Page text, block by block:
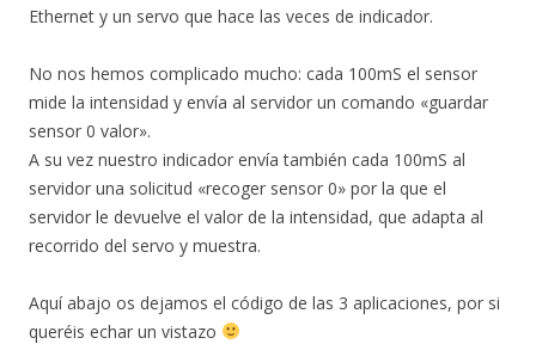
Ethernet y un servo que hace las veces de indicador.
No nos hemos complicado mucho: cada 100mS el sensor
mide la intensidad y envía al servidor un comando «guardar
sensor 0 valor».
A su vez nuestro indicador envía también cada 100mS al
servidor una solicitud «recoger sensor 0» por la que el
servidor le devuelve el valor de la intensidad, que adapta al
recorrido del servo y muestra.
Aquí abajo os dejamos el código de las 3 aplicaciones, por si
queréis echar un vistazo